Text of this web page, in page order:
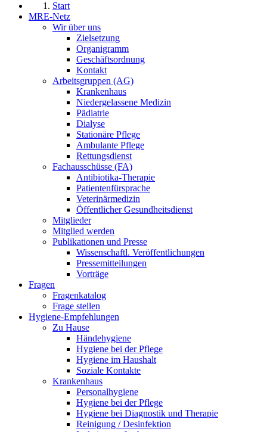
Start
MRE-Netz
Wir über uns
Zielsetzung
Organigramm
Geschäftsordnung
Kontakt
Arbeitsgruppen (AG)
Krankenhaus
Niedergelassene Medizin
Pädiatrie
Dialyse
Stationäre Pflege
Ambulante Pflege
Rettungsdienst
Fachausschüsse (FA)
Antibiotika-Therapie
Patientenfürsprache
Veterinärmedizin
Öffentlicher Gesundheitsdienst
Mitglieder
Mitglied werden
Publikationen und Presse
Wissenschaftl. Veröffentlichungen
Pressemitteilungen
Vorträge
Fragen
Fragenkatalog
Frage stellen
Hygiene-Empfehlungen
Zu Hause
Händehygiene
Hygiene bei der Pflege
Hygiene im Haushalt
Soziale Kontakte
Krankenhaus
Personalhygiene
Hygiene bei der Pflege
Hygiene bei Diagnostik und Therapie
Reinigung / Desinfektion